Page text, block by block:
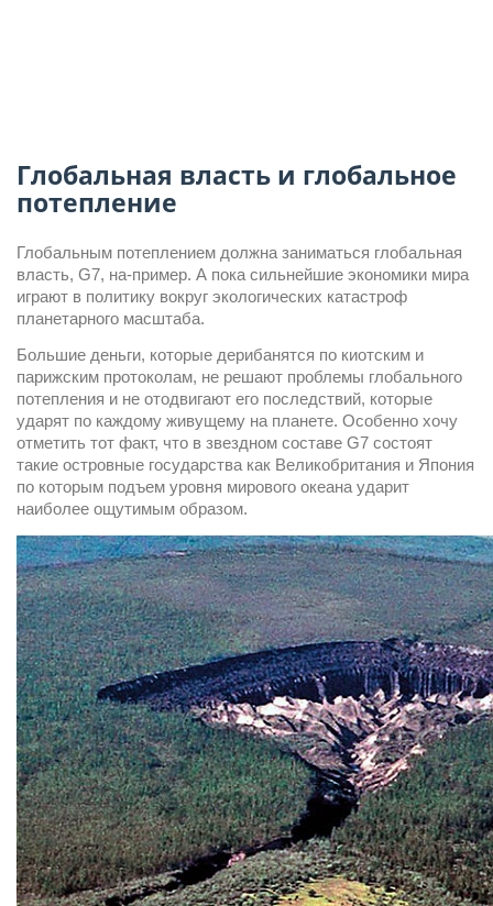
Глобальная власть и глобальное
потепление
Глобальным потеплением должна заниматься глобальная
власть, G7, на-пример. А пока сильнейшие экономики мира
играют в политику вокруг экологических катастроф
планетарного масштаба.
Большие деньги, которые дерибанятся по киотским и
парижским протоколам, не решают проблемы глобального
потепления и не отодвигают его последствий, которые
ударят по каждому живущему на планете. Особенно хочу
отметить тот факт, что в звездном составе G7 состоят
такие островные государства как Великобритания и Япония
по которым подъем уровня мирового океана ударит
наиболее ощутимым образом.